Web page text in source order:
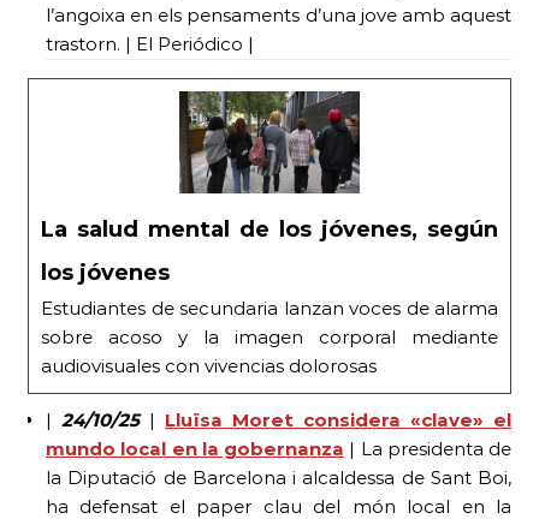
l’angoixa en els pensaments d’una jove amb aquest
trastorn. | El Periódico |
La salud mental de los jóvenes, según
los jóvenes
Estudiantes de secundaria lanzan voces de alarma
sobre acoso y la imagen corporal mediante
audiovisuales con vivencias dolorosas
| 24/10/25| Lluïsa Moret considera «clave» el
mundo local en la gobernanza | La presidenta de
la Diputació de Barcelona i alcaldessa de Sant Boi,
ha defensat el paper clau del món local en la